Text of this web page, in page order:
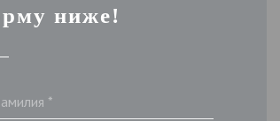
ниже!